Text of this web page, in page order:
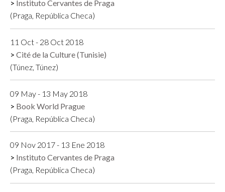
Instituto Cervantes de Praga
(Praga, República Checa)
11 Oct - 28 Oct 2018
Cité de la Culture (Tunisie)
(Túnez, Túnez)
09 May - 13 May 2018
Book World Prague
(Praga, República Checa)
09 Nov 2017 - 13 Ene 2018
Instituto Cervantes de Praga
(Praga, República Checa)